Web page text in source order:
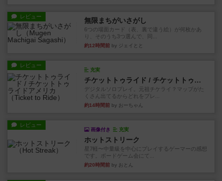
レビュー 無限まちがいさがし
6つの場面カード（表、裏で違う絵）が何枚かあ
り、そのうち3つ選んで、同...
約12時間前 by ジェイとと
レビュー
充実
チケットトゥライド / チケットトゥライドアメリカ
デジタルソロプレイ。元祖チケライ？マップがた
くさん出てるからどれをプレ...
約14時間前 by おーちゃん
レビュー
画像付き 充実
ホットストリーク
星7軽〜中量級を中心にプレイするゲーマーの感想
です。ボードゲーム会にて...
約20時間前 by おとん